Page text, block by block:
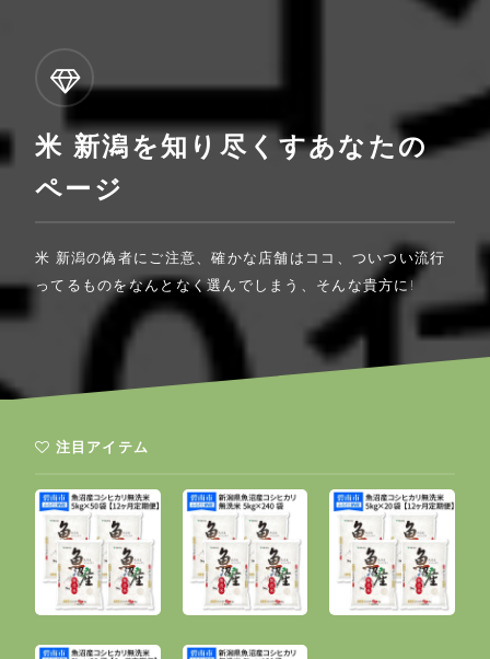
米 新潟を知り尽くすあなたの
ページ
米 新潟の偽者にご注意、確かな店舗はココ、ついつい流行
ってるものをなんとなく選んでしまう、そんな貴方に!
注目アイテム